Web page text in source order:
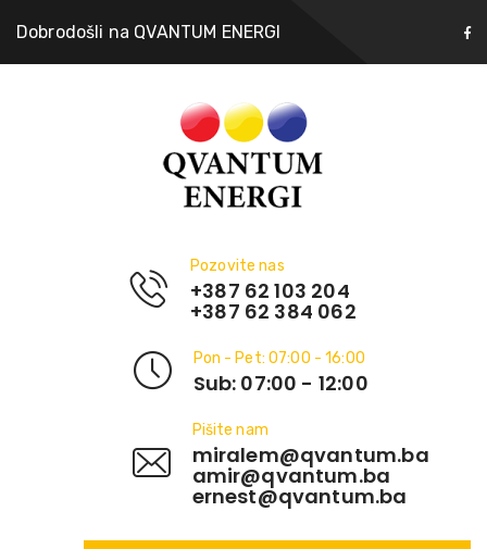
Dobrodošli na QVANTUM ENERGI
Pozovite nas
+387 62 103 204
+387 62 384 062
Pon - Pet: 07:00 - 16:00
Sub: 07:00 - 12:00
Pišite nam
miralem@qvantum.ba
amir@qvantum.ba
ernest@qvantum.ba